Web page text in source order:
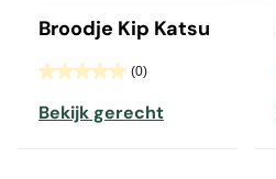
Broodje Kip Katsu
(0)
Bekijk gerecht